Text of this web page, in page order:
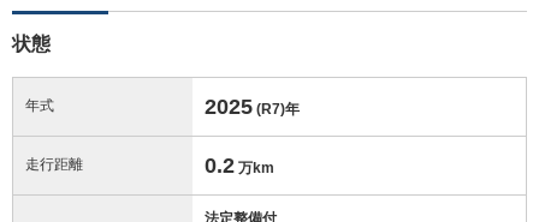
状態
年式 2025 (R7)年
走行距離 0.2 万km
法定整備付